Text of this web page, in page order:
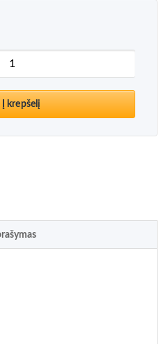
Lagerfeld Fleur de Pêcher
Į krepšelį